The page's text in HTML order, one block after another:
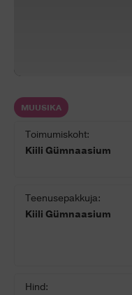
MUUSIKA
Toimumiskoht:
Kiili Gümnaasium
Teenusepakkuja:
Kiili Gümnaasium
Hind: